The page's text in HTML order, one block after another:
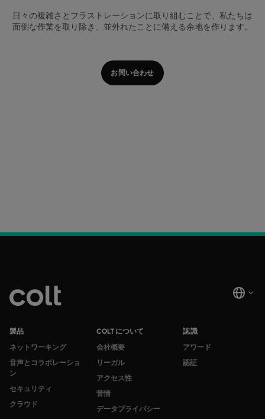
日々の複雑さとフラストレーションに取り組むことで、私たちは
面倒な作業を取り除き、並外れたことに備える余地を作ります。
お問い合わせ
製品
ネットワーキング
音声とコラボレーショ
ン
セキュリティ
クラウド
COLTについて
会社概要
リーガル
アクセス性
苦情
データプライバシー
認識
アワード
認証